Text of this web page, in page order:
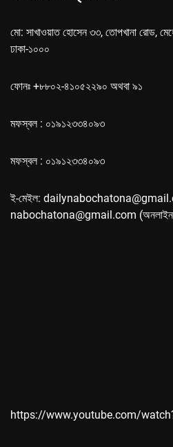
মো: সাখাওয়াত হোসেন ৩৩, তোপখানা রোড,
ঢাকা-১০০০
ফোনঃ +৮৮০২-৪১০৫২২৯০ অথবা ৯১
মফস্বল : ০১৯১২৩৩৪০৯৩
মফস্বল : ০১৯১২৩৩৪০৯৩
ই-মেইল:
nabochatona@gmail.com
https://www.youtube.com/